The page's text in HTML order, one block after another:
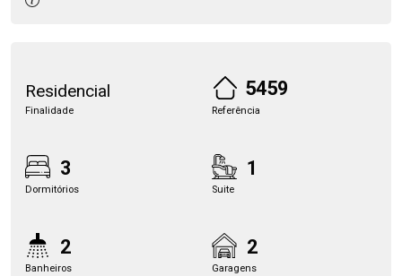
Residencial
Finalidade
5459
Referência
3
Dormitórios
1
Suite
2
Banheiros
2
Garagens